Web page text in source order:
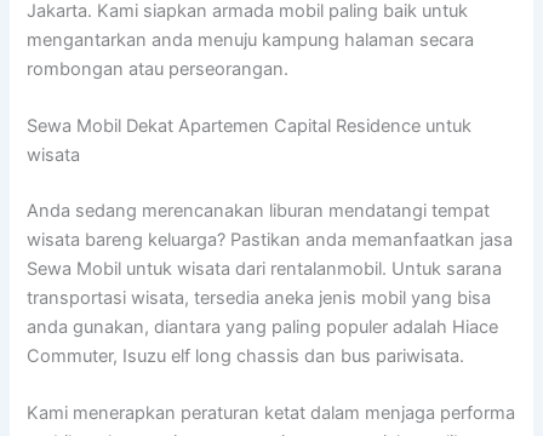
Jakarta. Kami siapkan armada mobil paling baik untuk
mengantarkan anda menuju kampung halaman secara
rombongan atau perseorangan.
Sewa Mobil Dekat Apartemen Capital Residence untuk
wisata
Anda sedang merencanakan liburan mendatangi tempat
wisata bareng keluarga? Pastikan anda memanfaatkan jasa
Sewa Mobil untuk wisata dari rentalanmobil. Untuk sarana
transportasi wisata, tersedia aneka jenis mobil yang bisa
anda gunakan, diantara yang paling populer adalah Hiace
Commuter, Isuzu elf long chassis dan bus pariwisata.
Kami menerapkan peraturan ketat dalam menjaga performa